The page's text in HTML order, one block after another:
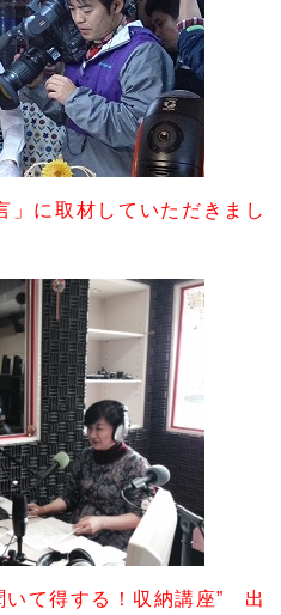
」に取材していただきまし
て得する！収納講座” 出